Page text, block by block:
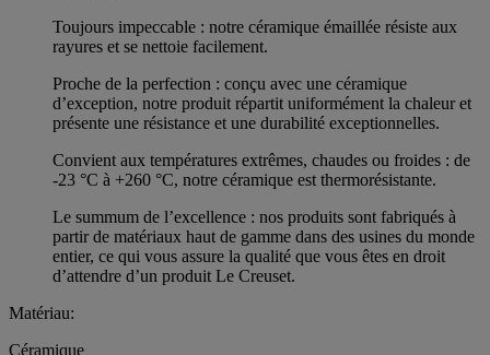
Toujours impeccable : notre céramique émaillée résiste aux
rayures et se nettoie facilement.
Proche de la perfection : conçu avec une céramique
d’exception, notre produit répartit uniformément la chaleur et
présente une résistance et une durabilité exceptionnelles.
Convient aux températures extrêmes, chaudes ou froides : de
-23 °C à +260 °C, notre céramique est thermorésistante.
Le summum de l’excellence : nos produits sont fabriqués à
partir de matériaux haut de gamme dans des usines du monde
entier, ce qui vous assure la qualité que vous êtes en droit
d’attendre d’un produit Le Creuset.
Matériau:
Céramique